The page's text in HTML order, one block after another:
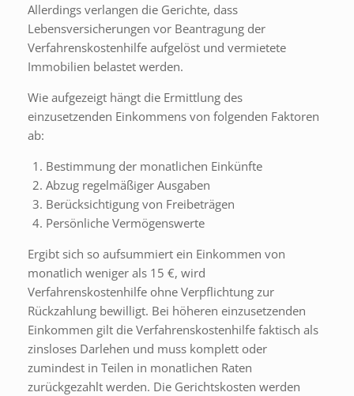
Allerdings verlangen die Gerichte, dass
Lebensversicherungen vor Beantragung der
Verfahrenskostenhilfe aufgelöst und vermietete
Immobilien belastet werden.
Wie aufgezeigt hängt die Ermittlung des
einzusetzenden Einkommens von folgenden Faktoren
ab:
Bestimmung der monatlichen Einkünfte
Abzug regelmäßiger Ausgaben
Berücksichtigung von Freibeträgen
Persönliche Vermögenswerte
Ergibt sich so aufsummiert ein Einkommen von
monatlich weniger als 15 €, wird
Verfahrenskostenhilfe ohne Verpflichtung zur
Rückzahlung bewilligt. Bei höheren einzusetzenden
Einkommen gilt die Verfahrenskostenhilfe faktisch als
zinsloses Darlehen und muss komplett oder
zumindest in Teilen in monatlichen Raten
zurückgezahlt werden. Die Gerichtskosten werden